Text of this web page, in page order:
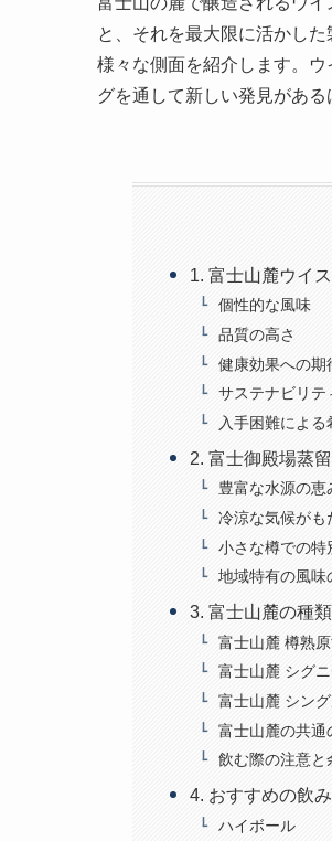
と、それを最大限に活かし
様々な側面を紹介します。
グを通して新しい発見がある
1. 富士山麓ウイ
個性的な風味
品質の高さ
健康効果への期
サステナビリテ
入手困難による
2. 富士御殿場蒸
豊富な水源の恵
冷涼な気候がも
小さな樽での特
地域特有の風味
3. 富士山麓の種
富士山麓 樽熟
富士山麓 シグ
富士山麓 シン
富士山麓の共通
飲む際の注意と
4. おすすめの飲
ハイボール